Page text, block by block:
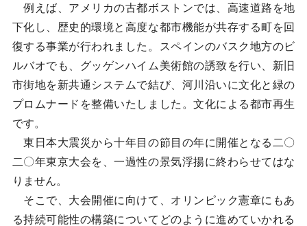
例えば、アメリカの古都ボストンでは、高速道路を地
下化し、歴史的環境と高度な都市機能が共存する町を回
復する事業が行われました。スペインのバスク地方のビ
ルバオでも、グッゲンハイム美術館の誘致を行い、新旧
市街地を新共通システムで結び、河川沿いに文化と緑の
プロムナードを整備いたしました。文化による都市再生
です。
東日本大震災から十年目の節目の年に開催となる二〇
二〇年東京大会を、一過性の景気浮揚に終わらせてはな
りません。
そこで、大会開催に向けて、オリンピック憲章にもあ
る持続可能性の構築についてどのように進めていかれる